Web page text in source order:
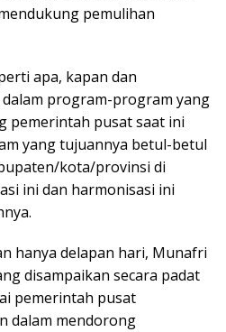
pemulihan
apa, kapan dan
program-program yang
pemerintah pusat saat ini
yang tujuannya betul-betul
kota/provinsi di
ini dan harmonisasi ini
hanya delapan hari, Munafri
disampaikan secara padat
pemerintah pusat
dalam mendorong